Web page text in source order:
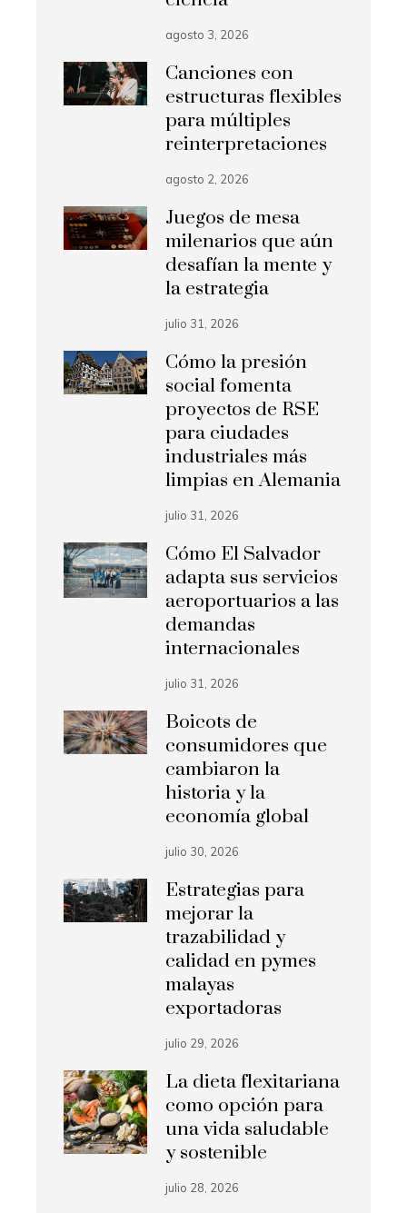
agosto 3, 2026
Canciones con
estructuras flexibles
para múltiples
reinterpretaciones
agosto 2, 2026
Juegos de mesa
milenarios que aún
desafían la mente y
la estrategia
julio 31, 2026
Cómo la presión
social fomenta
proyectos de RSE
para ciudades
industriales más
limpias en Alemania
julio 31, 2026
Cómo El Salvador
adapta sus servicios
aeroportuarios a las
demandas
internacionales
julio 31, 2026
Boicots de
consumidores que
cambiaron la
historia y la
economía global
julio 30, 2026
Estrategias para
mejorar la
trazabilidad y
calidad en pymes
malayas
exportadoras
julio 29, 2026
La dieta flexitariana
como opción para
una vida saludable
y sostenible
julio 28, 2026